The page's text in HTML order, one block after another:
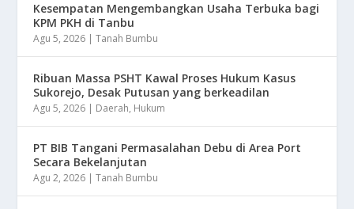
Kesempatan Mengembangkan Usaha Terbuka bagi
KPM PKH di Tanbu
Agu 5, 2026 |Tanah Bumbu
Ribuan Massa PSHT Kawal Proses Hukum Kasus
Sukorejo, Desak Putusan yang berkeadilan
Agu 5, 2026 Daerah, Hukum
PT BIB Tangani Permasalahan Debu di Area Port
Secara Bekelanjutan
Agu 2, 2026 |Tanah Bumbu